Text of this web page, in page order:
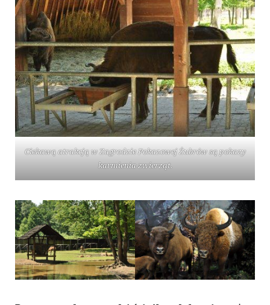
Ciekawą atrakcją w Zagrodzie Pokazowej Żubrów są pokazy
karmienia zwierząt.